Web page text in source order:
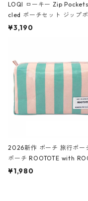
LOQI ローキー Zip
cled ポーチセット ジップポ
ファスナーポーチ 撥水加工
ーガンディー、オフホワイ
¥3,190
2026新作 ポーチ 旅行ポー
ポーチ ROOTOTE with
ch 3532 ルートート WR.ポ
¥1,980